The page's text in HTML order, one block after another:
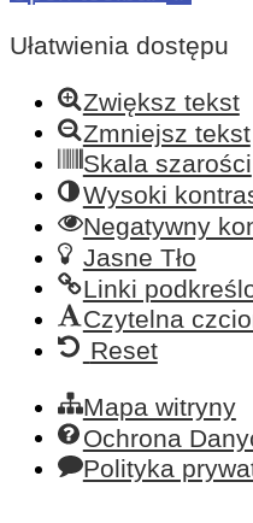
Ułatwienia dostępu
Zwiększ tekst
Zmniejsz tekst
Skala szarości
Wysoki
Negatywny
Jasne Tło
Linki
Czytelna
Reset
Mapa witryny
Ochrona
Polityka